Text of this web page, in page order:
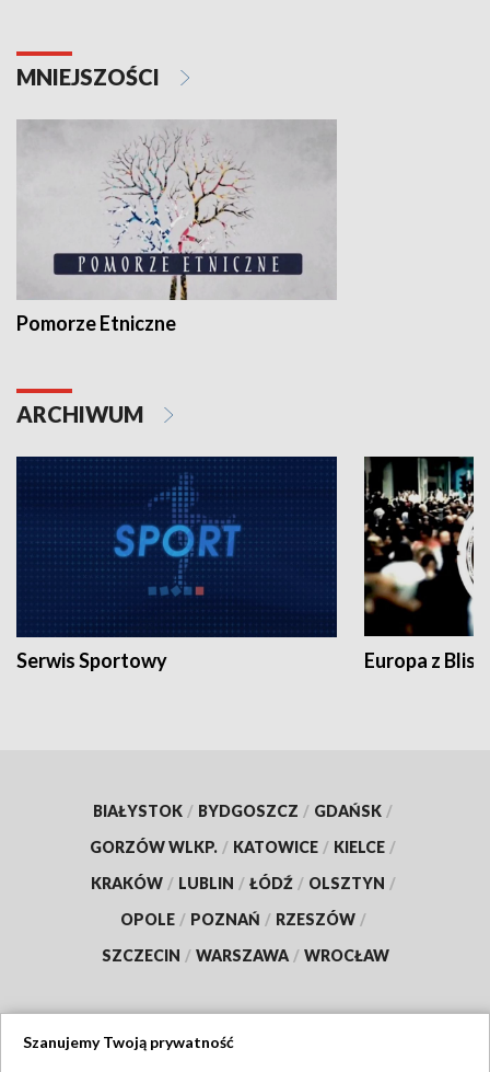
MNIEJSZOŚCI
Pomorze Etniczne
ARCHIWUM
Serwis Sportowy Europa z
BIAŁYSTOK / BYDGOSZCZ / GDAŃSK /
GORZÓW WLKP. / KATOWICE / KIELCE /
KRAKÓW / LUBLIN / ŁÓDŹ / OLSZTYN /
OPOLE / POZNAŃ / RZESZÓW /
SZCZECIN / WARSZAWA / WROCŁAW
Szanujemy Twoją prywatność